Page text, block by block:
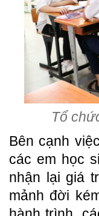
Tổ
Bên cạnh
các em học
nhận lại giá
mảnh đời